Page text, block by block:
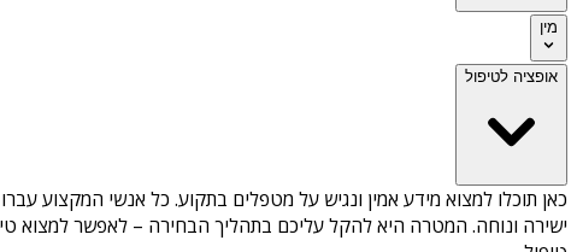
מין
אופציה לטיפול
כאן תוכלו למצוא מידע אמין ונגיש על מטפלים בתקוע. כל אנשי המקצוע
ישירה ונוחה. המטרה היא להקל עליכם בתהליך הבחירה – לאפשר למצוא